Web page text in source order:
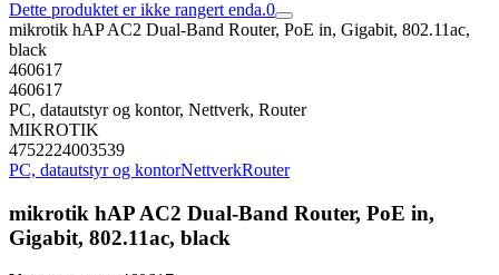
Dette produktet er ikke rangert enda.0
mikrotik hAP AC2 Dual-Band Router, PoE in, Gigabit, 802.11ac,
black
460617
460617
PC, datautstyr og kontor, Nettverk, Router
MIKROTIK
4752224003539
PC, datautstyr og kontorNettverkRouter
mikrotik hAP AC2 Dual-Band Router, PoE in,
Gigabit, 802.11ac, black